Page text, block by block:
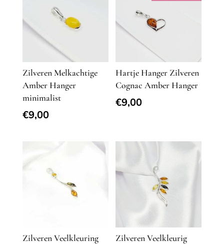
Zilveren Melkachtige
Amber Hanger
minimalist
€9,00
Hartje Hanger Zilveren
Cognac Amber Hanger
€9,00
Zilveren Veelkleuring
Zilveren Veelkleurig